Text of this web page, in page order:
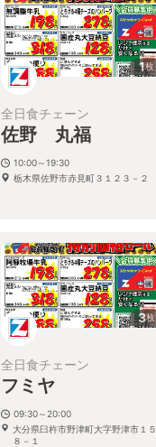
1枚
全日食チェーン
佐野 丸福
10:00～19:30
栃木県佐野市赤見町３１２３－２
3枚
全日食チェーン
フミヤ
09:30～20:00
大分県臼杵市野津町大字野津市１５
８－１